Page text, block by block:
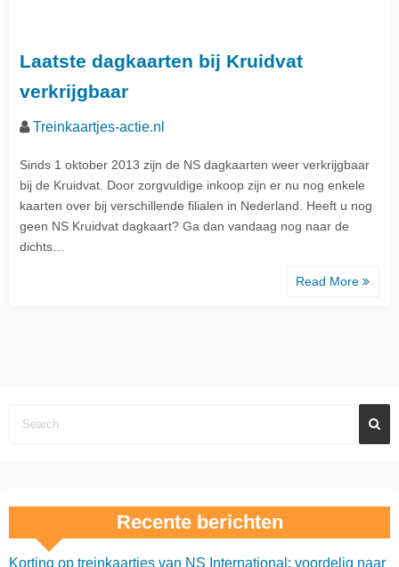
Laatste dagkaarten bij Kruidvat
verkrijgbaar
Treinkaartjes-actie.nl
Sinds 1 oktober 2013 zijn de NS dagkaarten weer verkrijgbaar
bij de Kruidvat. Door zorgvuldige inkoop zijn er nu nog enkele
kaarten over bij verschillende filialen in Nederland. Heeft u nog
geen NS Kruidvat dagkaart? Ga dan vandaag nog naar de
dichts…
Read More
Recente berichten
Korting op treinkaartjes van NS International: voordelig naar